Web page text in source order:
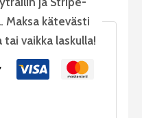
Maksa kätevästi
vaikka laskulla!